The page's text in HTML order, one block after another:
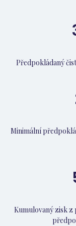
Předpokládaný
Minimální
Kumulovaný zisk